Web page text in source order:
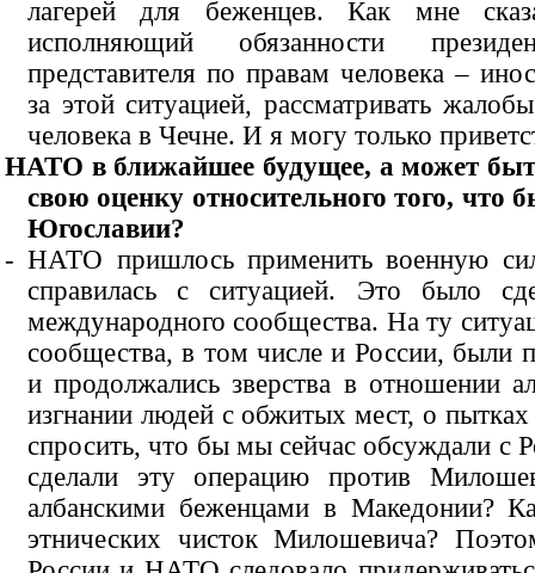
лагерей для беженцев. Как мне
исполняющий обязанности
представителя по правам человека –
за этой ситуацией, рассматривать
человека в Чечне. И я могу только
НАТО в ближайшее будущее, а может
свою оценку относительного того, что
Югославии?
- НАТО пришлось применить военную
справилась с ситуацией. Это было
международного сообщества. На ту
сообщества, в том числе и России,
и продолжались зверства в отношении
изгнании людей с обжитых мест, о
спросить, что бы мы сейчас обсуждали с
сделали эту операцию против
албанскими беженцами в Македонии?
этнических чисток Милошевича?